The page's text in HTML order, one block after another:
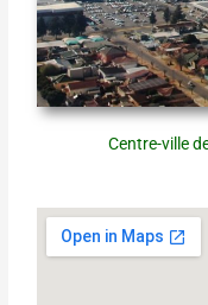
Centre-ville